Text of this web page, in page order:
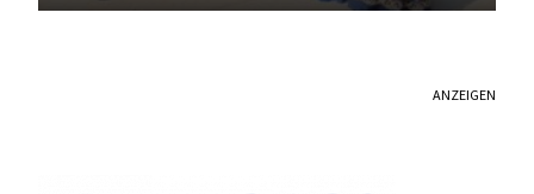
ANZEIGEN